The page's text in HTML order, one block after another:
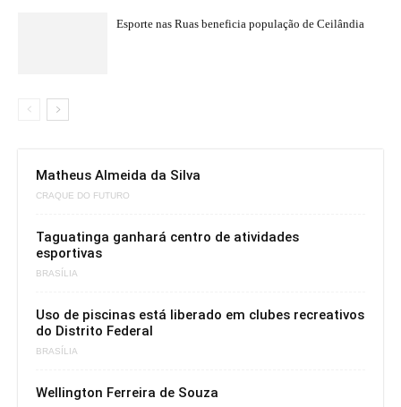
Esporte nas Ruas beneficia população de Ceilândia
Matheus Almeida da Silva
CRAQUE DO FUTURO
Taguatinga ganhará centro de atividades
esportivas
BRASÍLIA
Uso de piscinas está liberado em clubes recreativos
do Distrito Federal
BRASÍLIA
Wellington Ferreira de Souza